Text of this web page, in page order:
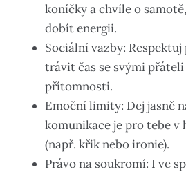
koníčky a chvíle o
dobít energii.
Sociální vazby:
trávit čas se svými
přítomnosti.
Emoční limity: Dej jasně
komunikace je pro tebe v
(např. křik nebo ironie).
Právo na soukromí: I ve